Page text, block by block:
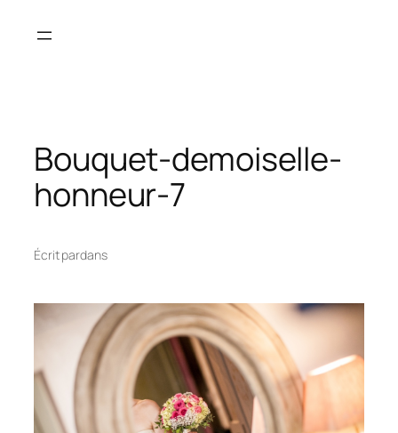
Bouquet-demoiselle-
honneur-7
Écrit pardans